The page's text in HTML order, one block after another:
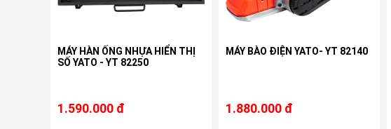
MÁY HÀN ỐNG NHỰA HIỂN THỊ
SỐ YATO - YT 82250
1.590.000 đ
MÁY BÀO ĐIỆN YATO- YT 82140
1.880.000 đ